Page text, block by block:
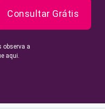
Consultar Grátis
observa a
aqui.